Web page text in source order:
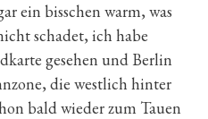
ein bisschen warm, was
schadet, ich habe
gesehen und Berlin
die westlich hinter
bald wieder zum Tauen